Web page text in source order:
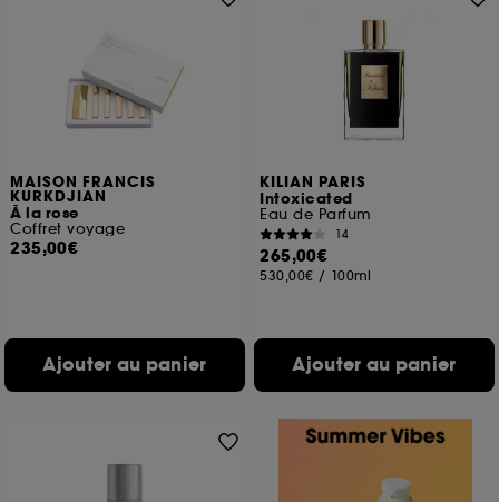
MAISON FRANCIS
KURKDJIAN
À la rose
Coffret voyage
235,00€
Ajouter au panier
KILIAN PARIS
Intoxicated
Eau de Parfum
14
265,00€
530,00€ / 100ml
Ajouter au panier